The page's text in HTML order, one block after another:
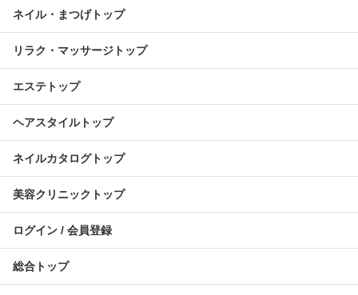
ネイル・まつげトップ
リラク・マッサージトップ
エステトップ
ヘアスタイルトップ
ネイルカタログトップ
美容クリニックトップ
ログイン / 会員登録
総合トップ